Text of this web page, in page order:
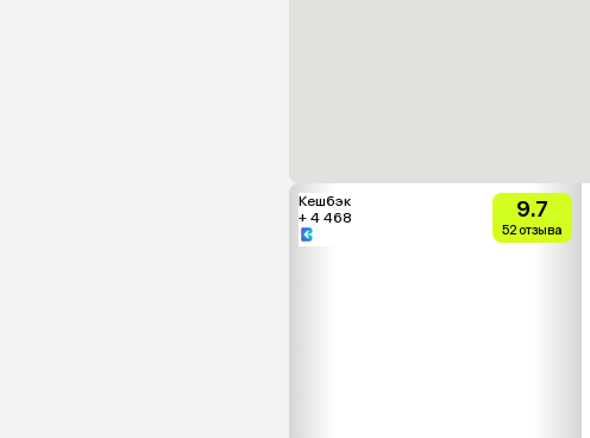
Кешбэк
+ 4 468
9.7
52 отзыва